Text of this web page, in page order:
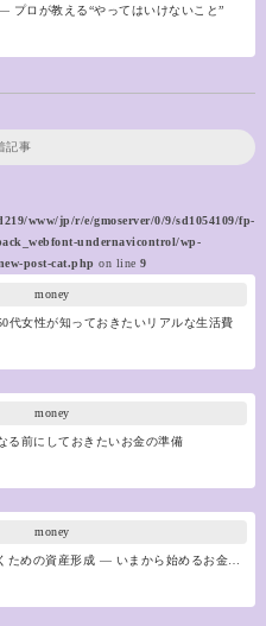
プロが教える“やってはいけないこと”
記事
www/jp/r/e/gmoserver/0/9/sd1054109/fp-
undernavicontrol/wp-
post-cat.php on line 9
money
代女性が知っておきたいリアルな生活費
money
る前にしておきたいお金の準備
money
ための資産形成 ― いまから始めるお金…